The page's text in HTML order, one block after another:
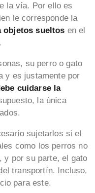
la vía. Por ello es
le corresponde la
objetos sueltos en el
su perro o gato
y es justamente por
cuidarse la
la única
sujetarlos si el
como los perros no
y por su parte, el gato
transportín. Incluso,
para este.